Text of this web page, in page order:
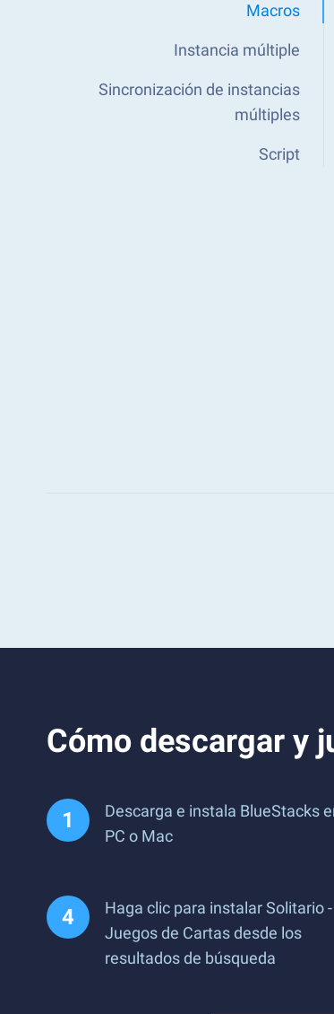
Macros
Instancia múltiple
Sincronización de instancias
múltiples
Script
Cómo descargar y
Descarga e instala BlueStacks
PC o Mac
Haga clic para instalar Solitario -
Juegos de Cartas desde los
resultados de búsqueda